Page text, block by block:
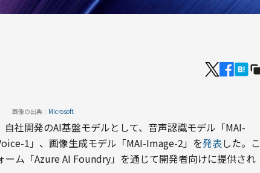
画像の出典： Microsoft
社開発のAI基盤モデルとして、音声認識モデル「MAI-
1」、画像生成モデル「MAI-Image-2」を発表した。こ
ム「Azure AI Foundry」を通じて開発者向けに提供され